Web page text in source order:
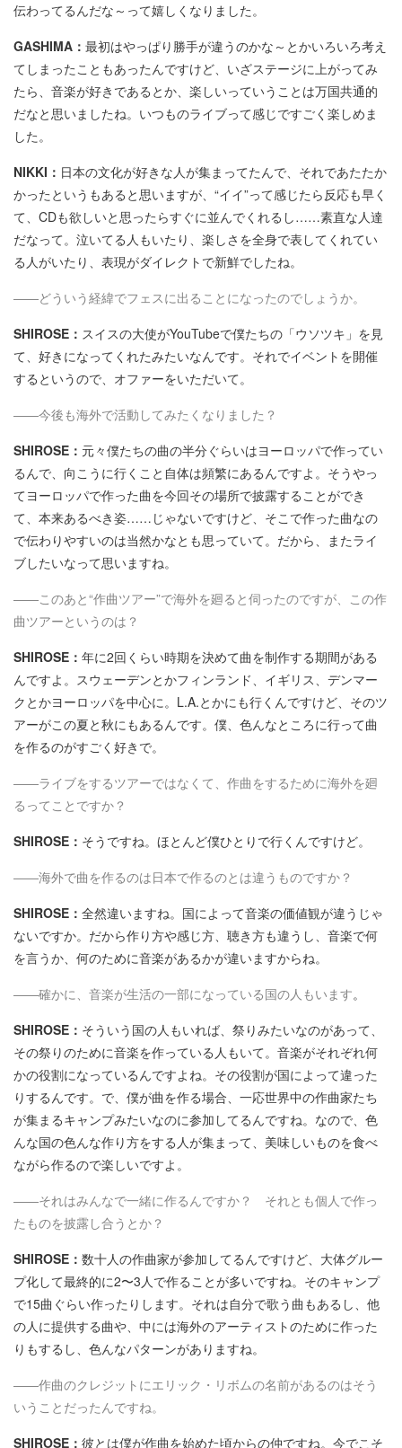
伝わってるんだな～って嬉しくなりました。
GASHIMA： 最初はやっぱり勝手が違うのかな～とかいろいろ考え
てしまったこともあったんですけど、いざステージに上がってみ
たら、音楽が好きであるとか、楽しいっていうことは万国共通的
だなと思いましたね。いつものライブって感じですごく楽しめま
した。
NIKKI： 日本の文化が好きな人が集まってたんで、それであたたか
かったというもあると思いますが、“イイ”って感じたら反応も早く
て、CDも欲しいと思ったらすぐに並んでくれるし……素直な人達
だなって。泣いてる人もいたり、楽しさを全身で表してくれてい
る人がいたり、表現がダイレクトで新鮮でしたね。
――どういう経緯でフェスに出ることになったのでしょうか。
SHIROSE： スイスの大使がYouTubeで僕たちの「ウソツキ」を見
て、好きになってくれたみたいなんです。それでイベントを開催
するというので、オファーをいただいて。
――今後も海外で活動してみたくなりました？
SHIROSE： 元々僕たちの曲の半分ぐらいはヨーロッパで作ってい
るんで、向こうに行くこと自体は頻繁にあるんですよ。そうやっ
てヨーロッパで作った曲を今回その場所で披露することができ
て、本来あるべき姿……じゃないですけど、そこで作った曲なの
で伝わりやすいのは当然かなとも思っていて。だから、またライ
ブしたいなって思いますね。
――このあと“作曲ツアー”で海外を廻ると伺ったのですが、この作
曲ツアーというのは？
SHIROSE： 年に2回くらい時期を決めて曲を制作する期間がある
んですよ。スウェーデンとかフィンランド、イギリス、デンマー
クとかヨーロッパを中心に。L.A.とかにも行くんですけど、そのツ
アーがこの夏と秋にもあるんです。僕、色んなところに行って曲
を作るのがすごく好きで。
――ライブをするツアーではなくて、作曲をするために海外を廻
るってことですか？
SHIROSE： そうですね。ほとんど僕ひとりで行くんですけど。
――海外で曲を作るのは日本で作るのとは違うものですか？
SHIROSE： 全然違いますね。国によって音楽の価値観が違うじゃ
ないですか。だから作り方や感じ方、聴き方も違うし、音楽で何
を言うか、何のために音楽があるかが違いますからね。
――確かに、音楽が生活の一部になっている国の人もいます。
SHIROSE： そういう国の人もいれば、祭りみたいなのがあって、
その祭りのために音楽を作っている人もいて。音楽がそれぞれ何
かの役割になっているんですよね。その役割が国によって違った
りするんです。で、僕が曲を作る場合、一応世界中の作曲家たち
が集まるキャンプみたいなのに参加してるんですね。なので、色
んな国の色んな作り方をする人が集まって、美味しいものを食べ
ながら作るので楽しいですよ。
――それはみんなで一緒に作るんですか？ それとも個人で作っ
たものを披露し合うとか？
SHIROSE： 数十人の作曲家が参加してるんですけど、大体グルー
プ化して最終的に2〜3人で作ることが多いですね。そのキャンプ
で15曲ぐらい作ったりします。それは自分で歌う曲もあるし、他
の人に提供する曲や、中には海外のアーティストのために作った
りもするし、色んなパターンがありますね。
――作曲のクレジットにエリック・リボムの名前があるのはそう
いうことだったんですね。
SHIROSE： 彼とは僕が作曲を始めた頃からの仲ですね。今でこそ